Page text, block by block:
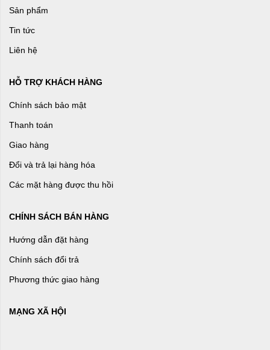
Sản phẩm
Tin tức
Liên hệ
HỖ TRỢ KHÁCH HÀNG
Chính sách bảo mật
Thanh toán
Giao hàng
Đổi và trả lại hàng hóa
Các mặt hàng được thu hồi
CHÍNH SÁCH BÁN HÀNG
Hướng dẫn đặt hàng
Chính sách đổi trả
Phương thức giao hàng
MẠNG XÃ HỘI